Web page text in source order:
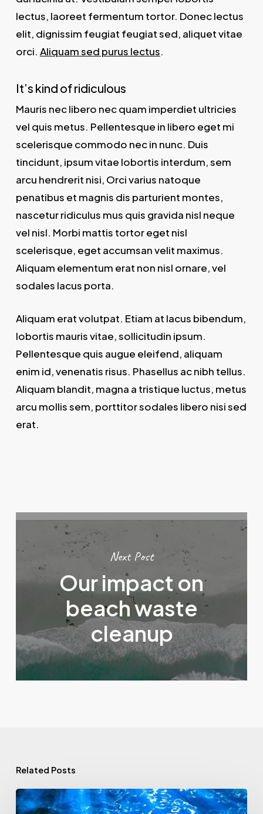
lectus, laoreet fermentum tortor. Donec lectus
elit, dignissim feugiat feugiat sed, aliquet vitae
orci. Aliquam sed purus lectus.
It’s kind of ridiculous
Mauris nec libero nec quam imperdiet ultricies
vel quis metus. Pellentesque in libero eget mi
scelerisque commodo nec in nunc. Duis
tincidunt, ipsum vitae lobortis interdum, sem
arcu hendrerit nisi, Orci varius natoque
penatibus et magnis dis parturient montes,
nascetur ridiculus mus quis gravida nisl neque
vel nisl. Morbi mattis tortor eget nisl
scelerisque, eget accumsan velit maximus.
Aliquam elementum erat non nisl ornare, vel
sodales lacus porta.
Aliquam erat volutpat. Etiam at lacus bibendum,
lobortis mauris vitae, sollicitudin ipsum.
Pellentesque quis augue eleifend, aliquam
enim id, venenatis risus. Phasellus ac nibh tellus.
Aliquam blandit, magna a tristique luctus, metus
arcu mollis sem, porttitor sodales libero nisi sed
erat.
Next Post
Our impact on
beach waste
cleanup
Related Posts